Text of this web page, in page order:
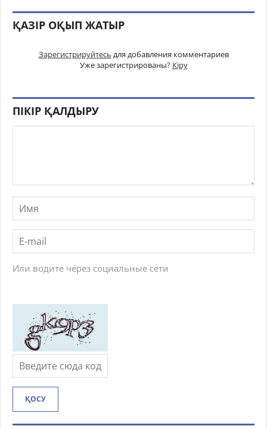
ҚАЗІР ОҚЫП ЖАТЫР
Зарегистрируйтесь для добавления комментариев
Уже зарегистрированы? Кіру
ПІКІР ҚАЛДЫРУ
Или водите через социальные сети
ҚОСУ